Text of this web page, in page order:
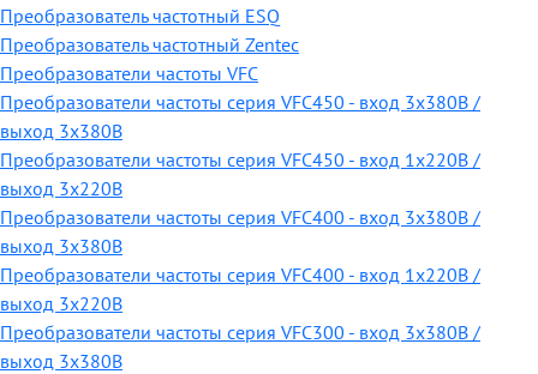
Преобразователь частотный ESQ
Преобразователь частотный Zentec
Преобразователи частоты VFC
Преобразователи частоты серия VFC450 - вход 3х380В /
выход 3х380В
Преобразователи частоты серия VFC450 - вход 1х220В /
выход 3х220В
Преобразователи частоты серия VFC400 - вход 3х380В /
выход 3х380В
Преобразователи частоты серия VFC400 - вход 1х220В /
выход 3х220В
Преобразователи частоты серия VFC300 - вход 3х380В /
выход 3х380В